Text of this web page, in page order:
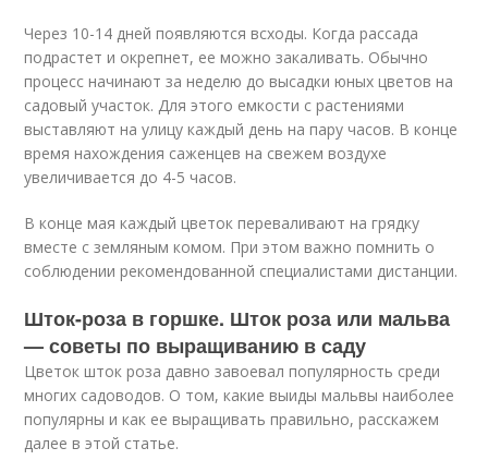
Через 10-14 дней появляются всходы. Когда рассада
подрастет и окрепнет, ее можно закаливать. Обычно
процесс начинают за неделю до высадки юных цветов на
садовый участок. Для этого емкости с растениями
выставляют на улицу каждый день на пару часов. В конце
время нахождения саженцев на свежем воздухе
увеличивается до 4-5 часов.
В конце мая каждый цветок переваливают на грядку
вместе с земляным комом. При этом важно помнить о
соблюдении рекомендованной специалистами дистанции.
Шток-роза в горшке. Шток роза или мальва
— советы по выращиванию в саду
Цветок шток роза давно завоевал популярность среди
многих садоводов. О том, какие выиды мальвы наиболее
популярны и как ее выращивать правильно, расскажем
далее в этой статье.